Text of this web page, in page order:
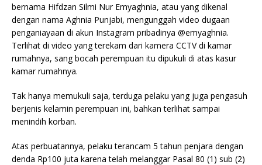
bernama Hifdzan Silmi Nur Emyaghnia, atau yang dikenal
dengan nama Aghnia Punjabi, mengunggah video dugaan
penganiayaan di akun Instagram pribadinya @emyaghnia.
Terlihat di video yang terekam dari kamera CCTV di kamar
rumahnya, sang bocah perempuan itu dipukuli di atas kasur
kamar rumahnya.
Tak hanya memukuli saja, terduga pelaku yang juga pengasuh
berjenis kelamin perempuan ini, bahkan terlihat sampai
menindih korban.
Atas perbuatannya, pelaku terancam 5 tahun penjara dengan
denda Rp100 juta karena telah melanggar Pasal 80 (1) sub (2)